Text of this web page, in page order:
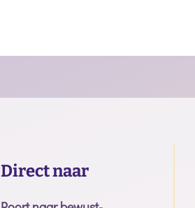
Direct naar